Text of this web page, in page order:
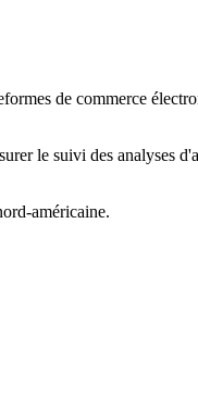
de commerce
le suivi des analyses
américaine.